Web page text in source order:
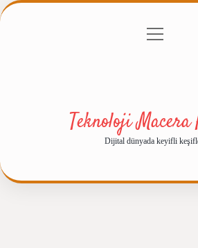
Gizlilik Politikası
menüyü
Teknoloji Macera
Dijital dünyada keyifli